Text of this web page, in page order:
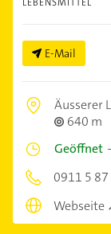
E-Mail
Äusserer
640 m
Geöffnet
0911 5
Webseite